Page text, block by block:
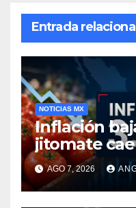
Entrada
NOTICIAS MX
Inflación
jitomate
cebolla y
encarecen
AGO 7, 2026